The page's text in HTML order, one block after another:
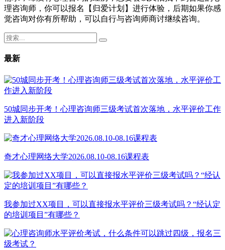
理咨询师，你可以报名【归爱计划】进行体验，后期如果你感
觉咨询对你有所帮助，可以自行与咨询师商讨继续咨询。
最新
50城同步开考！心理咨询师三级考试首次落地，水平评价工作
进入新阶段
奇才心理网络大学2026.08.10-08.16课程表
我参加过XX项目，可以直接报水平评价三级考试吗？“经认定
的培训项目”有哪些？